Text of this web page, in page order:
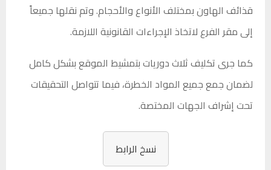
قذائف الهاون بمختلف الأنواع والأحجام. وتم نقلها جميعاً
إلى مقر الفرع لاتخاذ الإجراءات القانونية اللازمة.
كما جرى تكليف ثلاث دوريات بتمشيط الموقع بشكل كامل
لضمان جمع جميع المواد الخطرة، فيما تتواصل التحقيقات
تحت إشراف الجهات المختصة.
نسخ الرابط